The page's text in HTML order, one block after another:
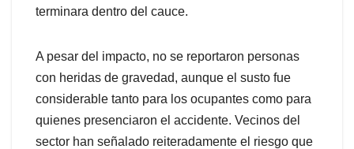
terminara dentro del cauce.
A pesar del impacto, no se reportaron personas
con heridas de gravedad, aunque el susto fue
considerable tanto para los ocupantes como para
quienes presenciaron el accidente. Vecinos del
sector han señalado reiteradamente el riesgo que